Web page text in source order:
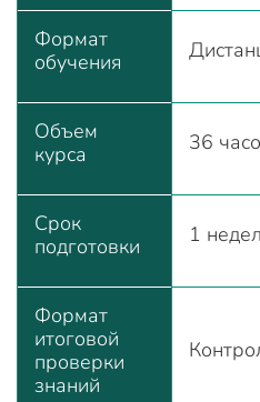
Формат
обучения
Объем
курса
36
Срок
подготовки
1
Формат
итоговой
проверки
знаний